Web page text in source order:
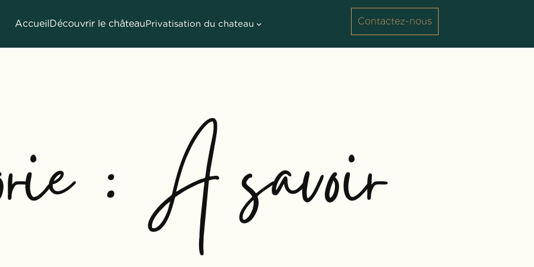
AccueilDécouvrir le châteauPrivatisation du chateau Contactez-nous
:A savoir